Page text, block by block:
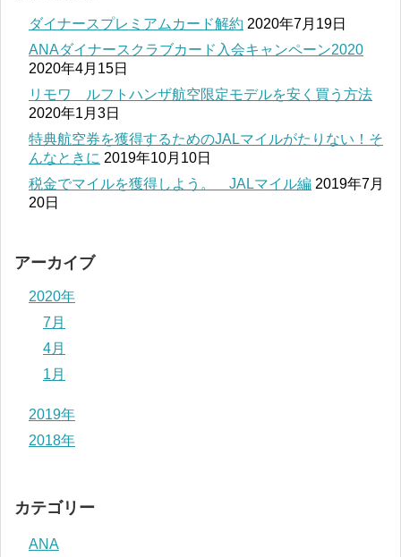
ダイナースプレミアムカード解約 2020年7月19日
ANAダイナースクラブカード入会キャンペーン2020
2020年4月15日
リモワ ルフトハンザ航空限定モデルを安く買う方法
2020年1月3日
特典航空券を獲得するためのJALマイルがたりない！そ
んなときに 2019年10月10日
税金でマイルを獲得しよう。 JALマイル編 2019年7月
20日
アーカイブ
2020年
7月
4月
1月
2019年
2018年
カテゴリー
ANA